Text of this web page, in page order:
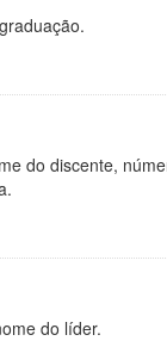
do discente,
do líder.